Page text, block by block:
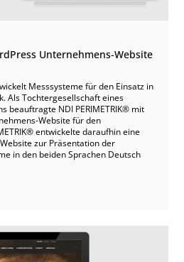
Unternehmens-Website
Messsysteme für den Einsatz in
Als Tochtergesellschaft eines
beauftragte NDI PERIMETRIK® mit
Website für den
entwickelte daraufhin eine
zur Präsentation der
in den beiden Sprachen Deutsch